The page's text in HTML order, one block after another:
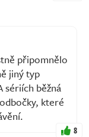
připomnělo
jiný typ
sériích běžná
které
8